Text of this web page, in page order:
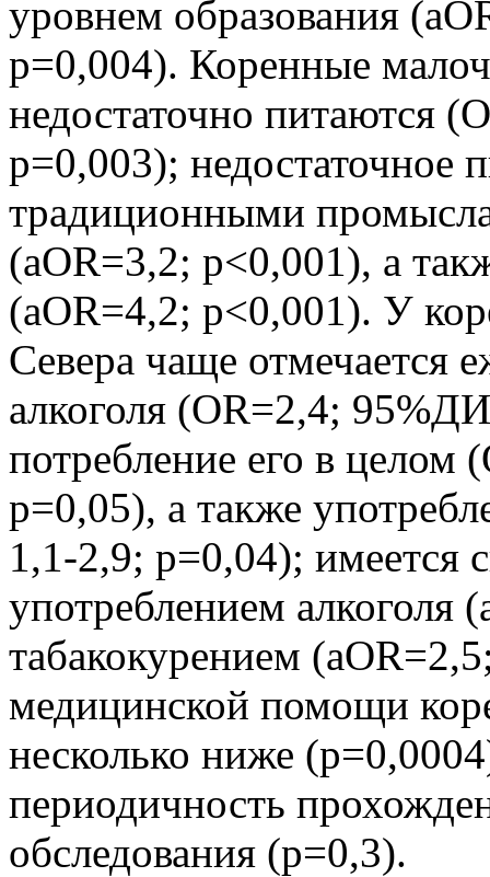
уровнем образования
p=0,004). Коренные
недостаточно питаются
p=0,003); недостаточное
традиционными
(aOR=3,2; p<0,001), а
(aOR=4,2; p<0,001). У
Севера чаще отмечается
алкоголя (OR=2,4;
потребление его в
p=0,05), а также
1,1-2,9; p=0,04); имеется
употреблением алкоголя
табакокурением
медицинской помощи
несколько ниже
периодичность
обследования (p=0,3).